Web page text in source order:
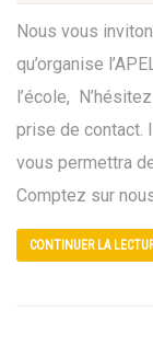
Nous vous
qu’organise
l’école,
prise de contact.
vous permettra
Comptez sur
CONTINUER LA